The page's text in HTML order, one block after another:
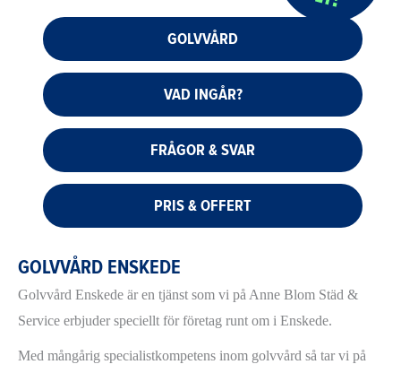
GOLVVÅRD
VAD INGÅR?
FRÅGOR & SVAR
PRIS & OFFERT
GOLVVÅRD ENSKEDE
Golvvård Enskede är en tjänst som vi på Anne Blom Städ &
Service erbjuder speciellt för företag runt om i Enskede.
Med mångårig specialistkompetens inom golvvård så tar vi på